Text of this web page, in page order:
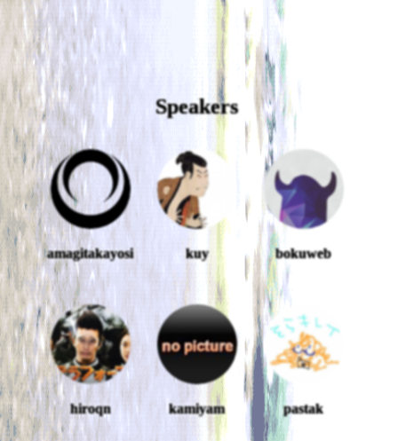
Speakers
amagitakayosi kuy bokuweb
hiroqn kamiyam pastak